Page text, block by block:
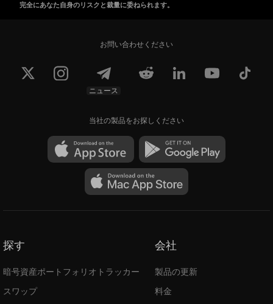
完全にあなた自身のリスクと裁量に委ねられます。
お問い合わせください
ニュース
当社の製品をお探しください
探す
暗号資産ポートフォリオトラッカー
スワップ
会社
製品の更新
料金